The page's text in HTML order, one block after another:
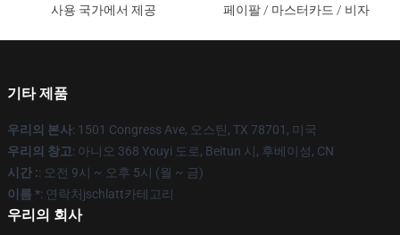
사용 국가에서 제공
페이팔 / 마스터카드 / 비자
기타 제품
우리의 본사: 1501 Congress Ave, 오스틴, TX 78701, 미국
우리의 창고: 아니오 368 Youyi 도로, Beitun 시, 후베이성, CN
시간 :: 오전 9시 ~ 오후 5시 (월 ~ 금)
이름 *: 연락처jschlatt카테고리
우리의 회사